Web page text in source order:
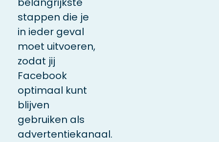
stappen die je
in ieder geval
moet uitvoeren,
zodat jij
Facebook
optimaal kunt
blijven
gebruiken als
advertentiekanaal.